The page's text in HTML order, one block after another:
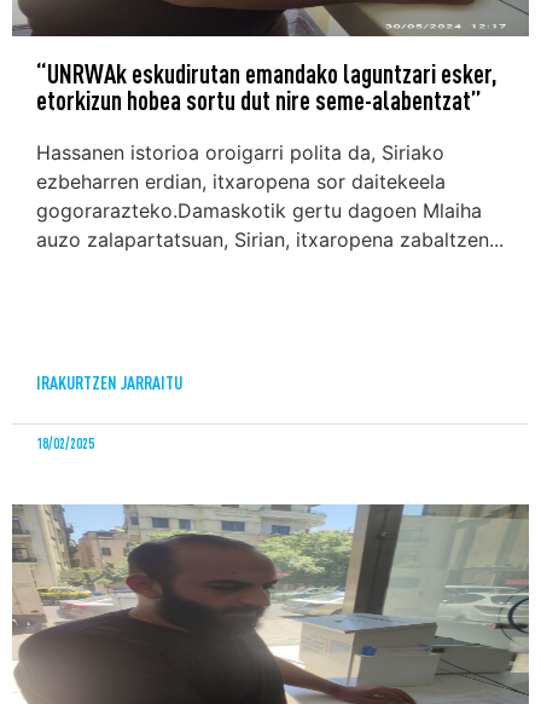
“UNRWAk eskudirutan emandako laguntzari esker,
etorkizun hobea sortu dut nire seme-alabentzat”
Hassanen istorioa oroigarri polita da, Siriako
ezbeharren erdian, itxaropena sor daitekeela
gogorarazteko.Damaskotik gertu dagoen Mlaiha
auzo zalapartatsuan, Sirian, itxaropena zabaltzen...
IRAKURTZEN JARRAITU
18/02/2025